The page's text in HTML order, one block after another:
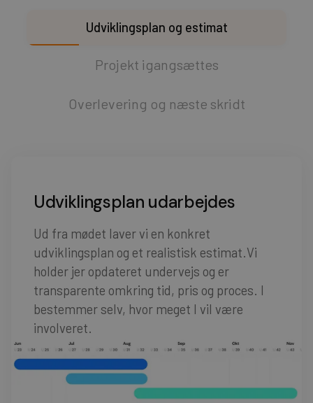
Udviklingsplan og estimat
Projekt igangsættes
Overlevering og næste skridt
Udviklingsplan udarbejdes
Ud fra mødet laver vi en konkret
udviklingsplan og et realistisk estimat.Vi
holder jer opdateret undervejs og er
transparente omkring tid, pris og proces. I
bestemmer selv, hvor meget I vil være
involveret.